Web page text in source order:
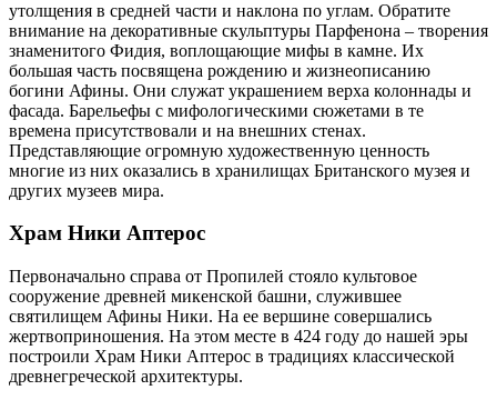
утолщения в средней части и наклона по углам. Обратите
внимание на декоративные скульптуры Парфенона – творения
знаменитого Фидия, воплощающие мифы в камне. Их
большая часть посвящена рождению и жизнеописанию
богини Афины. Они служат украшением верха колоннады и
фасада. Барельефы с мифологическими сюжетами в те
времена присутствовали и на внешних стенах.
Представляющие огромную художественную ценность
многие из них оказались в хранилищах Британского музея и
других музеев мира.
Храм Ники Аптерос
Первоначально справа от Пропилей стояло культовое
сооружение древней микенской башни, служившее
святилищем Афины Ники. На ее вершине совершались
жертвоприношения. На этом месте в 424 году до нашей эры
построили Храм Ники Аптерос в традициях классической
древнегреческой архитектуры.